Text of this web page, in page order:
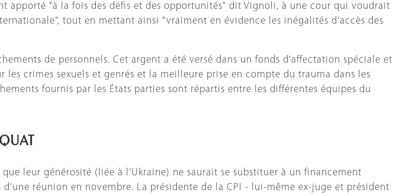
apporté "à la fois des défis et des opportunités" dit Vignoli, à une cour qui voudrait
tout en mettant ainsi "vraiment en évidence les inégalités d'accès des
de personnels. Cet argent a été versé dans un fonds d'affectation spéciale et
crimes sexuels et genrés et la meilleure prise en compte du trauma dans les
fournis par les États parties sont répartis entre les différentes équipes du
leur générosité (liée à l’Ukraine) ne saurait se substituer à un financement
réunion en novembre. La présidente de la CPI - lui-même ex-juge et président